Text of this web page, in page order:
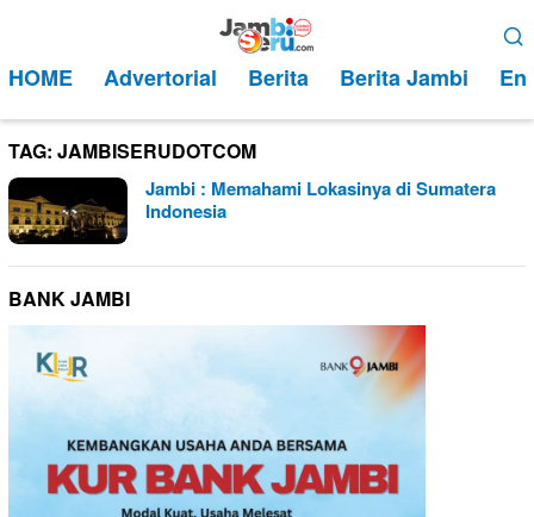
kontenMobile
HOME Advertorial Berita Berita Jambi
TAG: JAMBISERUDOTCOM
Jambi : Memahami Lokasinya di Sumatera
Indonesia
BANK JAMBI